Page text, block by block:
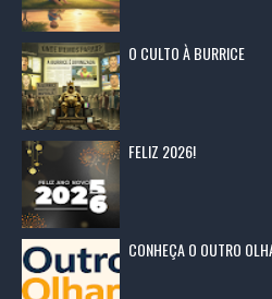
O CULTO À BURRICE
FELIZ 2026!
CONHEÇA O OUTRO